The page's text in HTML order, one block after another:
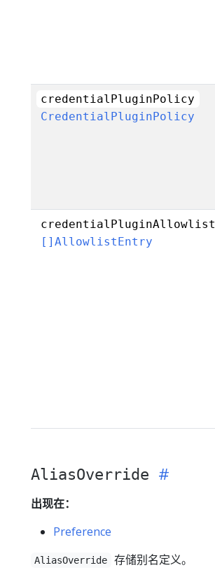
credentialPluginPolicy
CredentialPluginPolicy
credentialPluginAllowlist
[]AllowlistEntry
AliasOverride
出现在：
Preference
AliasOverride 存储别名定义。